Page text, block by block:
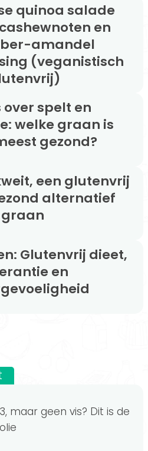
en
amandel
(veganistisch
welke graan is
gezond?
alternatief
en
maar geen vis? Dit is de